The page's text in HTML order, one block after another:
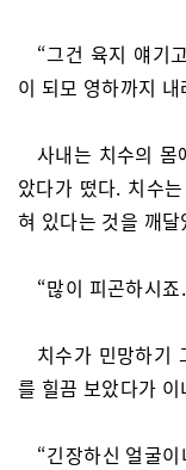
“그건 육지 얘기
이 되모 영하까지
사내는 치수의
았다가 떴다. 치수
혀 있다는 것을 깨달
“많이 피곤하시
치수가 민망하기
를 힐끔 보았다가
“긴장하신 얼굴